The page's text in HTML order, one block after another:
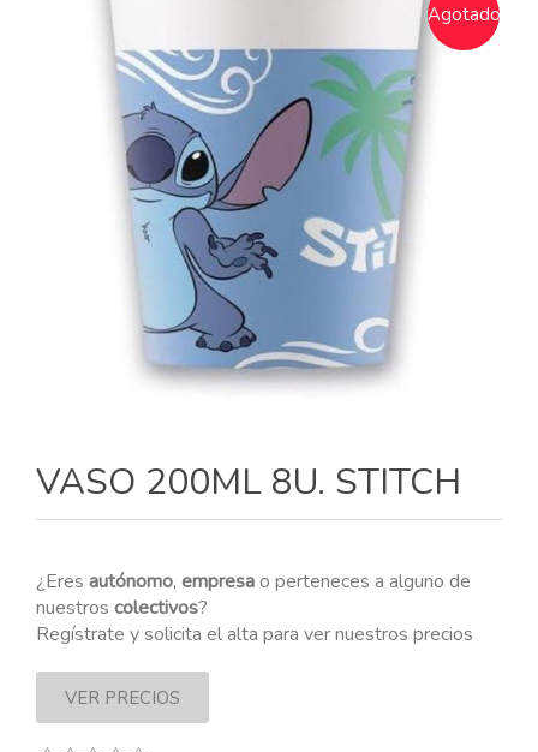
Agotado
VASO 200ML 8U. STITCH
¿Eres autónomo, empresao perteneces a alguno de
nuestros colectivos?
Regístrate y solicita el alta para ver nuestros precios